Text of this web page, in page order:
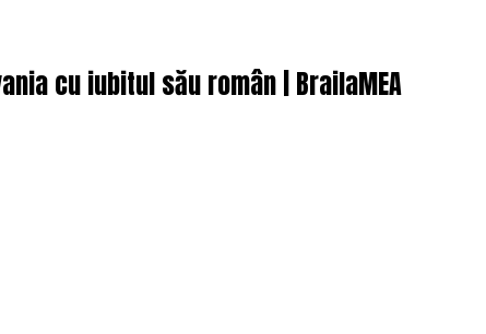
cu iubitul său român | BrailaMEA